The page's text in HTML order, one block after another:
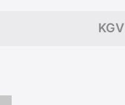
KGV